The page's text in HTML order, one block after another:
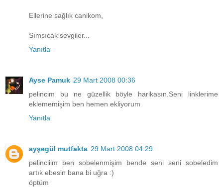
Ellerine sağlık canikom,
Sımsıcak sevgiler...
Yanıtla
Ayse Pamuk 29 Mart 2008 00:36
pelincim bu ne güzellik böyle harikasın.Seni linklerime
eklememişim ben hemen ekliyorum
Yanıtla
ayşegül mutfakta 29 Mart 2008 04:29
pelinciiim ben sobelenmişim bende seni seni sobeledim
artık ebesin bana bi uğra :)
öptüm